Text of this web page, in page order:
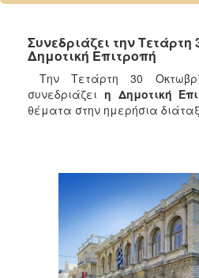
2024
2022
2021
2020
2017
2015
2013
2012
Συνεδριάζει την Τετάρτη
Δημοτική Επιτροπή
Την Τετάρτη 30
συνεδριάζει η Δημοτική
θέματα στην ημερήσια